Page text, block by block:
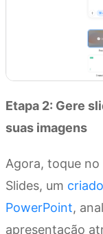
Etapa 2: Gere
suas imagens
Agora, toque
Slides, um
PowerPoint,
apresentação